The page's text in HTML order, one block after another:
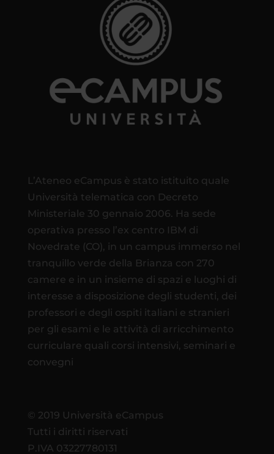
L’Ateneo eCampus è stato istituito quale
Università telematica con Decreto
Ministeriale 30 gennaio 2006. Ha sede
operativa presso l’ex centro IBM di
Novedrate (CO), in un campus immerso nel
tranquillo verde della Brianza con 270
camere e in un insieme di spazi e luoghi di
interesse a disposizione degli studenti, dei
professori e degli ospiti italiani e stranieri
per gli esami e le attività di arricchimento
curriculare quali corsi intensivi, seminari e
convegni
© 2019 Università eCampus
Tutti i diritti riservati
P.IVA 03227780131